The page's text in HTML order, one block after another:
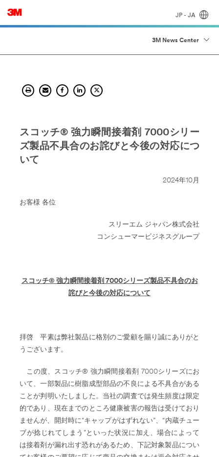
JP - JA
3M News Center
スコッチ® 強力瞬間接着剤 7000シリー
ズ製品不具合のお詫びと今後の対応につ
いて
2024年10月
お客様 各位
スリーエム ジャパン株式会社
コンシューマービジネスグループ
スコッチ® 強力瞬間接着剤 7000シリーズ製品不具合のお
詫びと今後の対応について
拝啓 平素は弊社製品に格別のご愛顧を賜り誠にありがと
うございます。
この度、スコッチ® 強力瞬間接着剤 7000シリーズにお
いて、一部製品に樹脂成型部品の不良による不具合がある
ことが判明いたしました。当社の調査では発生頻度は限定
的であり、現在までのところ健康被害の報告は受けており
ませんが、開封時に“キャップがはずれない”、“内蔵チュー
ブが捻じれてしまう”といった状況に加え、場合によって
は接着剤が漏れ出す恐れがあるため、下記対象製品につい